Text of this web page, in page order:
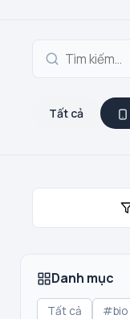
Tất cả
Danh mục
Tất cả #bio